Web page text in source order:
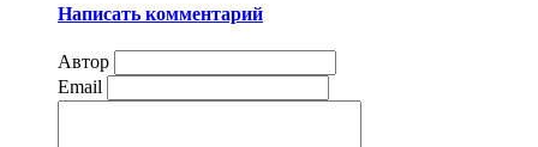
Написать комментарий
Автор
Email